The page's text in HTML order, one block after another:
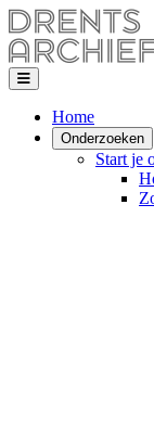
Home
Onderzoeken
Start je